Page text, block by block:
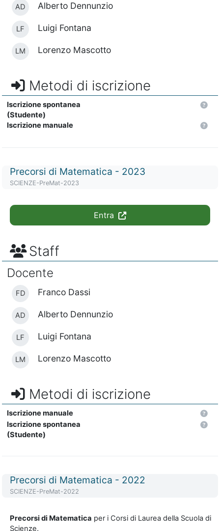
AD Alberto Dennunzio
LF Luigi Fontana
LM Lorenzo Mascotto
Metodi di iscrizione
Iscrizione spontanea
(Studente)
Iscrizione manuale
Titolo del corso
Precorsi di Matematica - 2023
Codice identificativo del corso
SCIENZE-PreMat-2023
Entra
Staff
Docente
FD Franco Dassi
AD Alberto Dennunzio
LF Luigi Fontana
LM Lorenzo Mascotto
Metodi di iscrizione
Iscrizione manuale
Iscrizione spontanea
(Studente)
Titolo del corso
Precorsi di Matematica - 2022
Codice identificativo del corso
SCIENZE-PreMat-2022
Precorsi di Matematica per i Corsi di Laurea della Scuola di
Scienze.